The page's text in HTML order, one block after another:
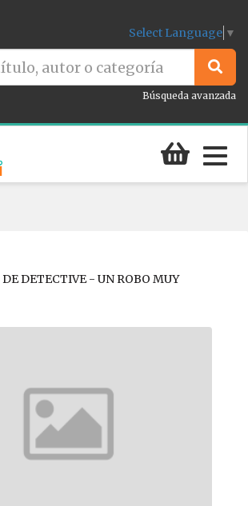
Select Language ▼
Búsqueda avanzada
DETECTIVE - UN ROBO MUY